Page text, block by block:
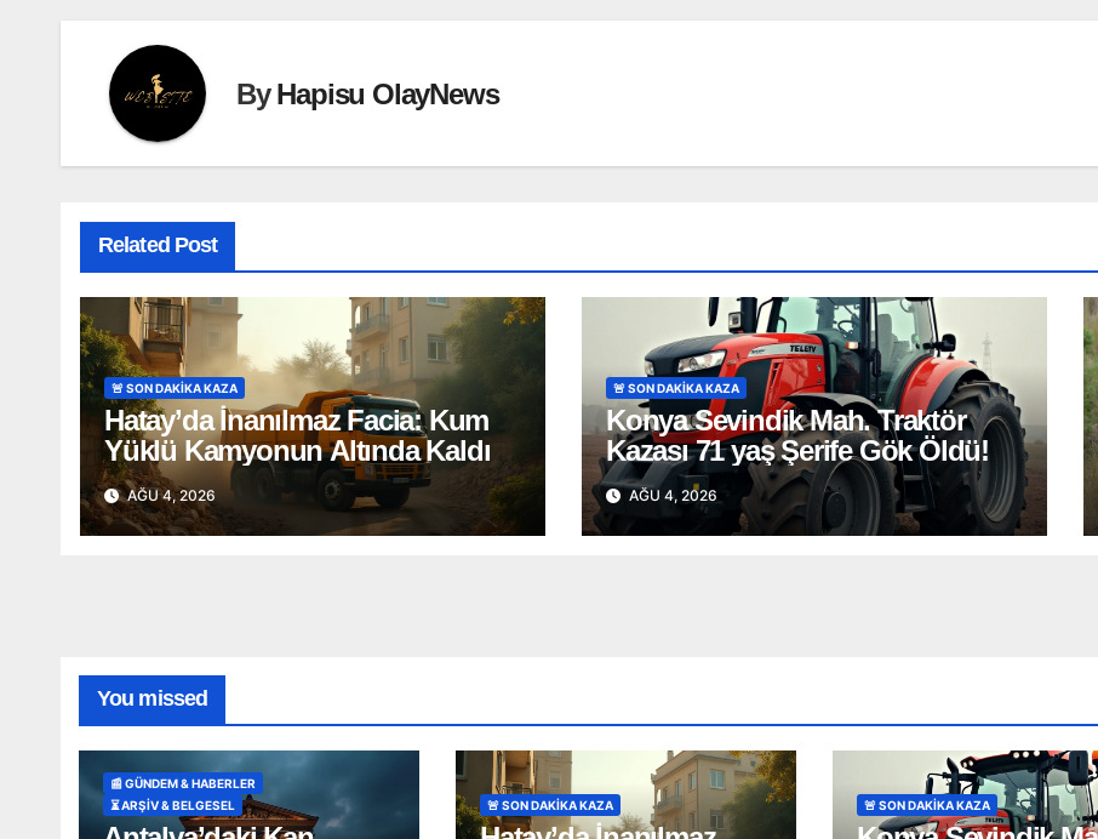
ByHapisu OlayNews
Related Post
🚨 SON DAKİKA KAZA
Hatay’da İnanılmaz Facia: Kum
Yüklü Kamyonun Altında Kaldı
AĞU 4, 2026
🚨 SON DAKİKA KAZA
Konya Sevindik Mah. Traktör
Kazası 71 yaş Şerife Gök Öldü!
AĞU 4, 2026
You missed
📰 GÜNDEM & HABERLER
⏳ ARŞİV & BELGESEL
🚨 SON DAKİKA KAZA 🚨 SON DAKİKA KAZA